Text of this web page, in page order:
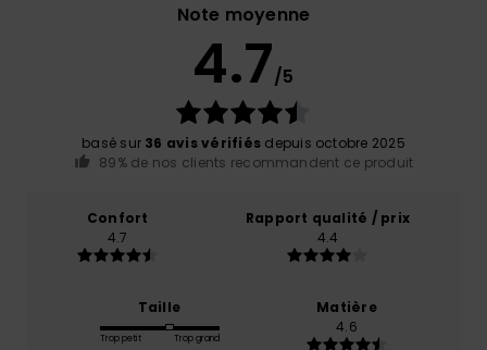
Note moyenne
4.7/5
basé sur 36 avis vérifiés depuis octobre 2025
89% de nos clients recommandent ce produit
Confort
4.7
Rapport qualité / prix
4.4
Taille
Trop petit Trop grand
Matière
4.6